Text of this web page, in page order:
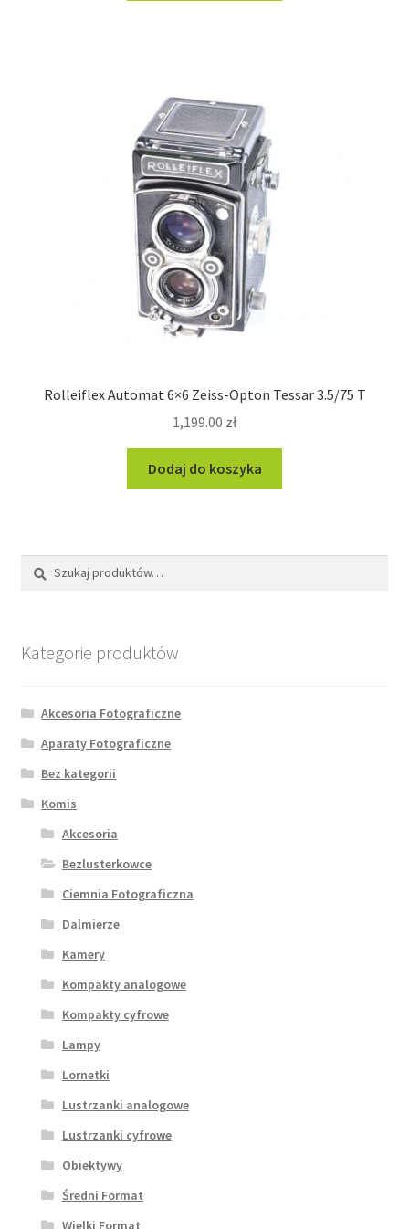
Rolleiflex Automat 6×6 Zeiss-Opton Tessar 3.5/75 T
1,199.00 zł
Dodaj do koszyka
Szukaj:
Szukaj
Kategorie produktów
Akcesoria Fotograficzne
Aparaty Fotograficzne
Bez kategorii
Komis
Akcesoria
Bezlusterkowce
Ciemnia Fotograficzna
Dalmierze
Kamery
Kompakty analogowe
Kompakty cyfrowe
Lampy
Lornetki
Lustrzanki analogowe
Lustrzanki cyfrowe
Obiektywy
Średni Format
Wielki Format